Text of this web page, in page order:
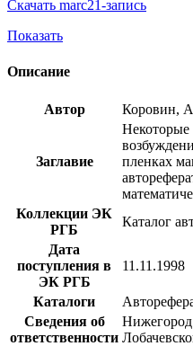
Скачать marc21-запись
Показать
Описание
Автор Коровин,
Заглавие
пленках
Коллекции ЭК
РГБ
Каталог
Дата
поступления в
ЭК РГБ
11.11.1998
Каталоги
Сведения об
ответственности